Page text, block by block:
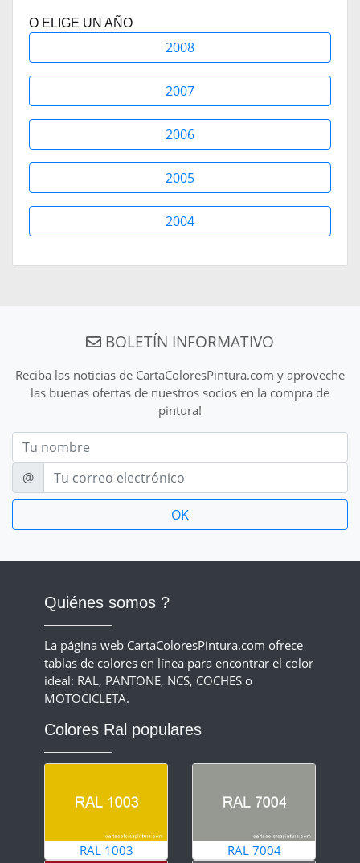
O ELIGE UN AÑO
2008
2007
2006
2005
2004
BOLETÍN INFORMATIVO
Reciba las noticias de CartaColoresPintura.com y aproveche
las buenas ofertas de nuestros socios en la compra de
pintura!
Nom
E-mail
@
Quiénes somos ?
La página web CartaColoresPintura.com ofrece
tablas de colores en línea para encontrar el color
ideal: RAL, PANTONE, NCS, COCHES o
MOTOCICLETA.
Colores Ral populares
RAL 1003 RAL 7004